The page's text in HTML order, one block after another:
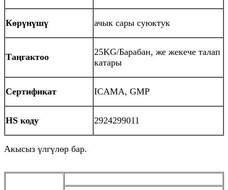
Көрүнүшү ачык сары суюктук
Таңгактоо
25KG/Барабан, же жекече талап
катары
Сертификат ICAMA, GMP
HS коду 2924299011
Акысыз үлгүлөр бар.